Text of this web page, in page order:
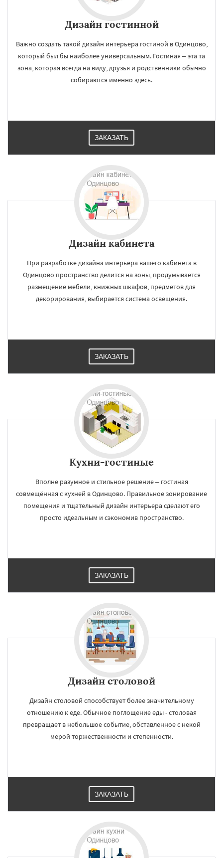
Дизайн гостинной
Важно создать такой дизайн интерьера гостиной в Одинцово,
который был бы наиболее универсальным. Гостиная – эта та
зона, которая всегда на виду, друзья и родственники обычно
собираются именно здесь.
ЗАКАЗАТЬ
Дизайн кабинета
При разработке дизайна интерьера вашего кабинета в
Одинцово пространство делится на зоны, продумывается
размещение мебели, книжных шкафов, предметов для
декорирования, выбирается система освещения.
ЗАКАЗАТЬ
Кухни-гостиные
Вполне разумное и стильное решение – гостиная
совмещённая с кухней в Одинцово. Правильное зонирование
помещения и тщательный дизайн интерьера сделают его
просто идеальным и сэкономив пространство.
ЗАКАЗАТЬ
Дизайн cтоловой
Дизайн столовой способствует более значительному
отношению к еде. Обычное поглощение еды - столовая
превращает в небольшое событие, обставленное с некой
мерой торжественности и степенности.
ЗАКАЗАТЬ